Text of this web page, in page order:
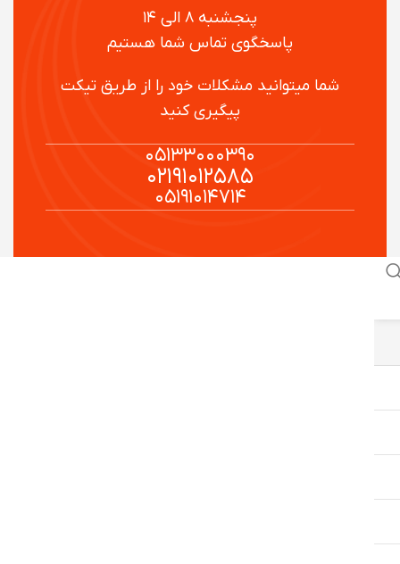
پنجشنبه ۸ الی ۱۴
پاسخگوی تماس شما هستیم
شما میتوانید مشکلات خود را از طریق تیکت
پیگیری کنید
۰۵۱۳۳۰۰۰۳۹۰
۰۲۱۹۱۰۱۲۵۸۵
۰۵۱۹۱۰۱۴۷۱۴